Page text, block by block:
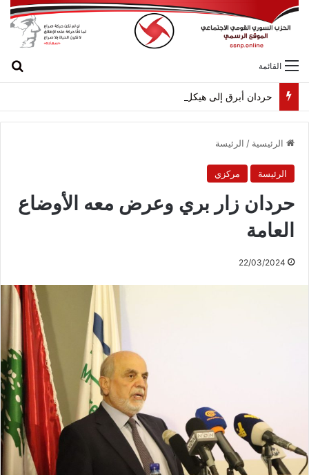
القائمة
حردان أبرق إلى هيكل مهنئاً بمناسبة عيد الجيش
الرئيسية / الرئيسة
الرئيسة مركزي
حردان زار بري وعرض معه الأوضاع
العامة
22/03/2024